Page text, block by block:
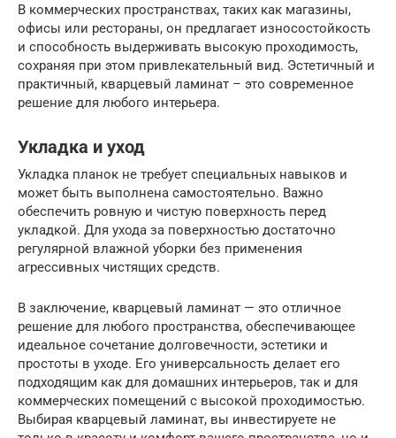
В коммерческих пространствах, таких как магазины,
офисы или рестораны, он предлагает износостойкость
и способность выдерживать высокую проходимость,
сохраняя при этом привлекательный вид. Эстетичный и
практичный, кварцевый ламинат – это современное
решение для любого интерьера.
Укладка и уход
Укладка планок не требует специальных навыков и
может быть выполнена самостоятельно. Важно
обеспечить ровную и чистую поверхность перед
укладкой. Для ухода за поверхностью достаточно
регулярной влажной уборки без применения
агрессивных чистящих средств.
В заключение, кварцевый ламинат — это отличное
решение для любого пространства, обеспечивающее
идеальное сочетание долговечности, эстетики и
простоты в уходе. Его универсальность делает его
подходящим как для домашних интерьеров, так и для
коммерческих помещений с высокой проходимостью.
Выбирая кварцевый ламинат, вы инвестируете не